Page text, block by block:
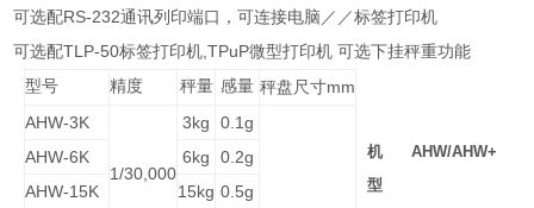
可选配RS-232通讯列印端口，可连接电脑／／标签打印机
可选配TLP-50标签打印机 ,TPuP微型打印机 可选下挂秤重功能
型号
精度 秤量 感量 秤盘尺寸mm
AHW-3K
1/30,000
3kg 0.1g
AHW-6K 6kg
0.2g
AHW-15K
15kg 0.5g
机
型
AHW/AHW+